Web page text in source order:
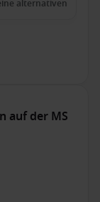
alternativen
auf der MS